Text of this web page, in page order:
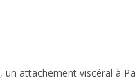
attachement viscéral à